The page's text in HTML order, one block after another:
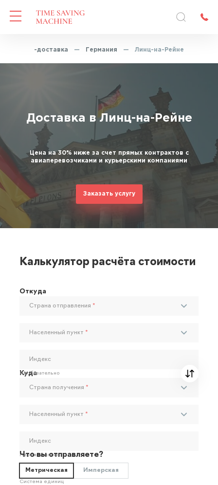
Экспресс-доставка — Германия — Линц-на-Рейне
Доставка в Линц-на-Рейне
Цена на 30% ниже за счет прямых контрактов с
авиаперевозчиками и курьерскими компаниями
Заказать услугу
Калькулятор расчёта стоимости
Откуда
Страна отправления *
Населенный пункт *
Индекс
Необязательно
Куда
Страна получения *
Населенный пункт *
Индекс
Необязательно
Что вы отправляете?
Метрическая Имперская
Система единиц